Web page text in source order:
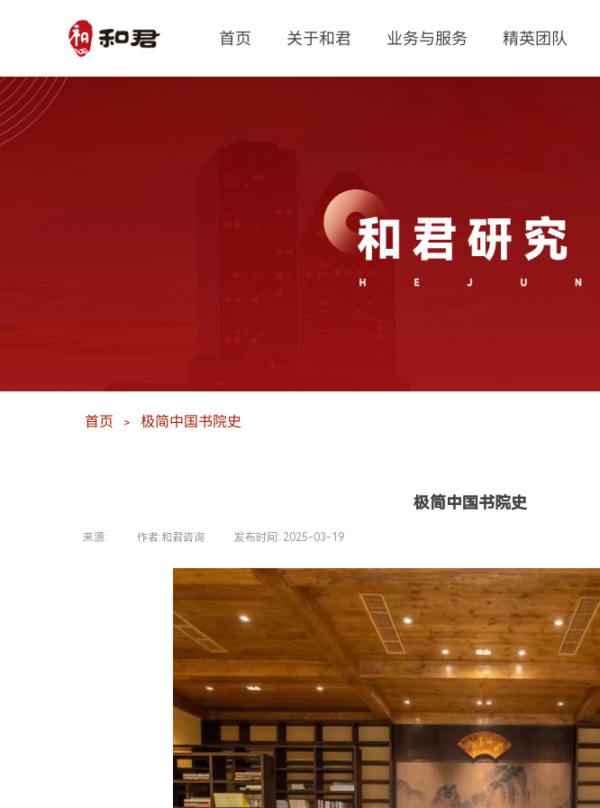
首页 关于和君 业务与服务 精英团队
首页 ＞ 极简中国书院史
极简中国书院史
来源: 作者:和君咨询 发布时间: 2025-03-19